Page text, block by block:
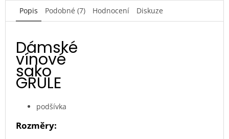
Popis Podobné (7) Hodnocení Diskuze
Dámské
vínové
sako
GRULE
podšívka
Rozměry: